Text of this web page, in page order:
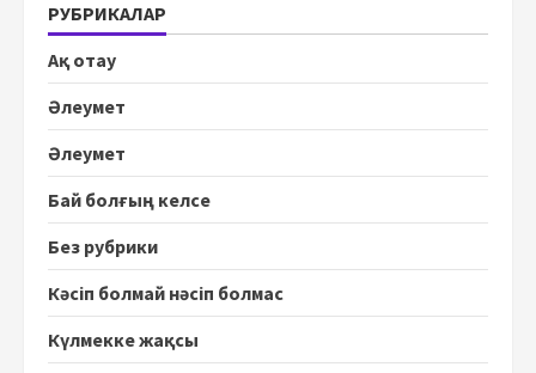
РУБРИКАЛАР
Ақ отау
Әлеумет
Әлеумет
Бай болғың келсе
Без рубрики
Кәсіп болмай нәсіп болмас
Күлмекке жақсы